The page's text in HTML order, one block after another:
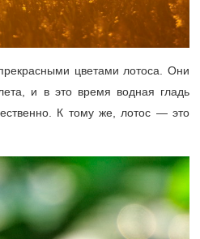
цветами лотоса. Они
и в это время водная гладь
К тому же, лотос — это